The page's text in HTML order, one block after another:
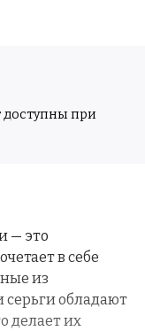
доступны при
— это
в себе
из
серьги обладают
делает их